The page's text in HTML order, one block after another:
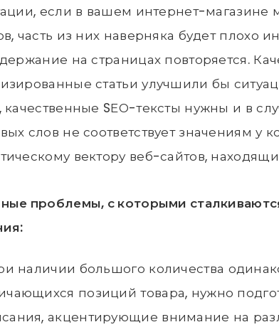
если в вашем интернет-магазине
часть из них наверняка будет плохо
на страницах повторяется.
статьи улучшили бы
качественные SЕО-тексты нужны и в
слов не соответствует значениям у
вектору веб-сайтов,
проблемы, с которыми
наличии большого количества
позиций товара, нужно
акцентирующие внимание на